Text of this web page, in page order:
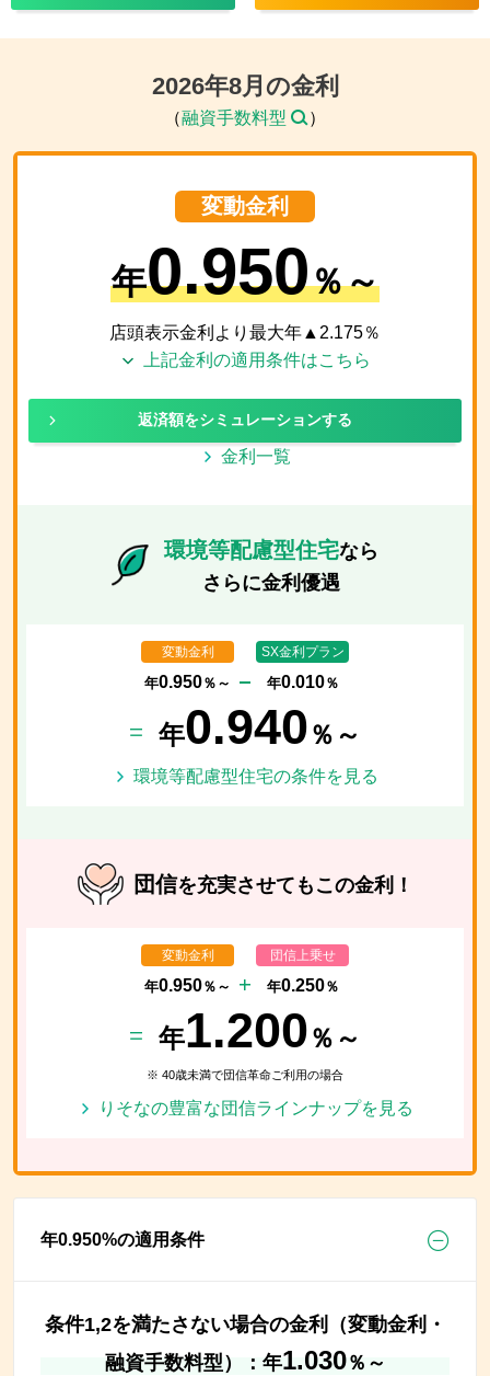
2026年8月の金利
（融資手数料型 ）
変動金利
年0.950％～
店頭表示金利より最大年▲ 2.175％
上記金利の適用条件はこちら
返済額をシミュレーションする
金利一覧
環境等配慮型住宅なら
さらに金利優遇
変動金利
年0.950％～
SX金利プラン
年0.010％
年0.940％～
環境等配慮型住宅の条件を見る
団信を充実させても この金利！
変動金利
年0.950％～
団信上乗せ
年0.250％
年1.200％～
※ 40歳未満で団信革命ご利用の場合
りそなの豊富な団信ラインナップを見る
年0.950%の適用条件
条件1,2を満たさない場合の金利（変動金利・
融資手数料型）：年1.030％～